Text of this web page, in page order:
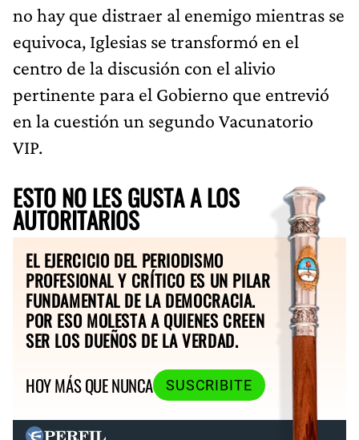
no hay que distraer al enemigo mientras se
equivoca, Iglesias se transformó en el
centro de la discusión con el alivio
pertinente para el Gobierno que entrevió
en la cuestión un segundo Vacunatorio
VIP.
ESTO NO LES GUSTA A LOS
AUTORITARIOS
EL EJERCICIO DEL PERIODISMO
PROFESIONAL Y CRÍTICO ES UN PILAR
FUNDAMENTAL DE LA DEMOCRACIA.
POR ESO MOLESTA A QUIENES CREEN
SER LOS DUEÑOS DE LA VERDAD.
HOY MÁS QUE NUNCA
SUSCRIBITE